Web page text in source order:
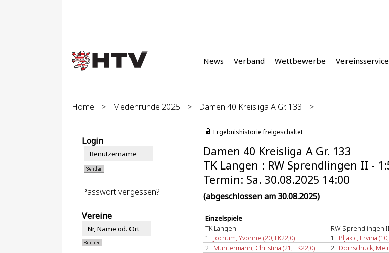
News Verband Wettbewerbe Vereinsservice
Home > Medenrunde 2025 > Damen 40 Kreisliga A Gr. 133 >
Login
Passwort vergessen?
Vereine
Ergebnishistorie freigeschaltet
Damen 40 Kreisliga A Gr. 133
TK Langen : RW Sprendlingen II -
Termin: Sa. 30.08.2025 14:00
(abgeschlossen am 30.08.2025)
Einzelspiele
TK Langen
RW Sprendlingen II
1
Jochum, Yvonne (20, LK22,0) 1 Pljakic, Ervina
2 Muntermann, Christina (21, LK22,0) 2 Dörrschuck,